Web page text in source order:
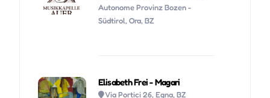
Autonome Provinz Bozen -
Südtirol, Ora, BZ
Elisabeth Frei - Magari
Via Portici 26, Egna, BZ